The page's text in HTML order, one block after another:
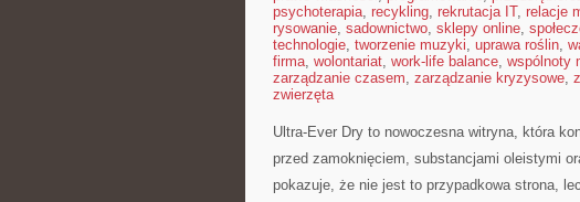
psychoterapia, recykling, rekrutacja IT, relacje
rysowanie, sadownictwo, sklepy online,
technologie, tworzenie muzyki, uprawa roślin,
firma, wolontariat, work-life balance, wspólnoty
zarządzanie czasem, zarządzanie kryzysowe,
zwierzęta
Ultra-Ever Dry to nowoczesna witryna, która
przed zamoknięciem, substancjami oleistymi
pokazuje, że nie jest to przypadkowa strona,